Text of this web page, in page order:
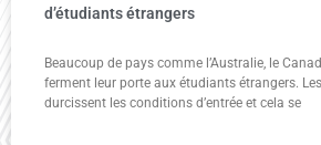
d’étudiants étrangers
Beaucoup de pays comme l’Australie, le
ferment leur porte aux étudiants étrangers.
durcissent les conditions d’entrée et cela se